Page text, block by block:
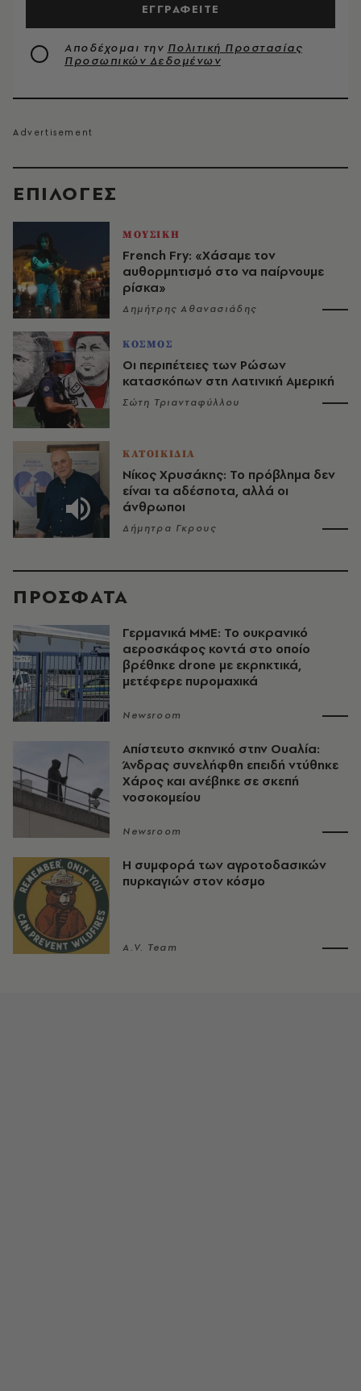
EΠΙΛΟΓΈΣ
ΜΟΥΣΙΚΗ
French Fry: «Χάσαμε τον
αυθορμητισμό στο να παίρνουμε
ρίσκα»
Δημήτρης Αθανασιάδης
ΚΟΣΜΟΣ
Οι περιπέτειες των Ρώσων
κατασκόπων στη Λατινική Αμερική
Σώτη Τριανταφύλλου
ΚΑΤΟΙΚΙΔΙΑ
Νίκος Χρυσάκης: Το πρόβλημα δεν
είναι τα αδέσποτα, αλλά οι
άνθρωποι
Δήμητρα Γκρους
ΕΓΓΡΑΦΕΙΤΕ
Αποδέχομαι την Πολιτική Προστασίας
Προσωπικών Δεδομένων
ΠΡΟΣΦΑΤΑ
Γερμανικά ΜΜΕ: Το ουκρανικό
αεροσκάφος κοντά στο οποίο
βρέθηκε drone με εκρηκτικά,
μετέφερε πυρομαχικά
Newsroom
Απίστευτο σκηνικό στην Ουαλία:
Άνδρας συνελήφθη επειδή ντύθηκε
Χάρος και ανέβηκε σε σκεπή
νοσοκομείου
Newsroom
Η συμφορά των αγροτοδασικών
πυρκαγιών στον κόσμο
A.V. Team